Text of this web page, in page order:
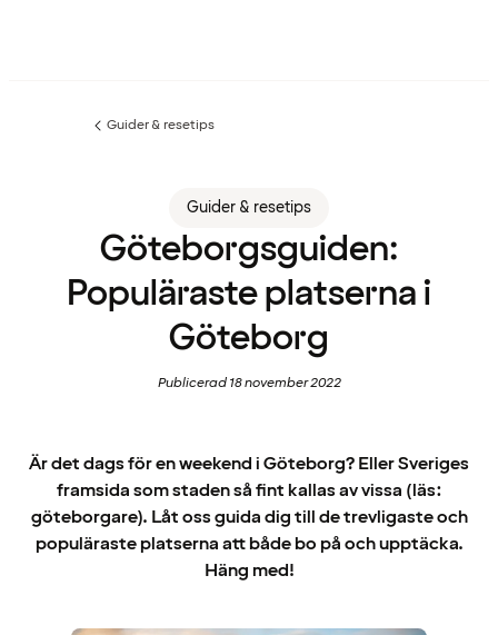
Föregående
Guider & resetips
Guider & resetips
Göteborgsguiden:
Populäraste platserna i
Göteborg
Publicerad 18 november 2022
Är det dags för en weekend i Göteborg? Eller Sveriges
framsida som staden så fint kallas av vissa (läs:
göteborgare). Låt oss guida dig till de trevligaste och
populäraste platserna att både bo på och upptäcka.
Häng med!